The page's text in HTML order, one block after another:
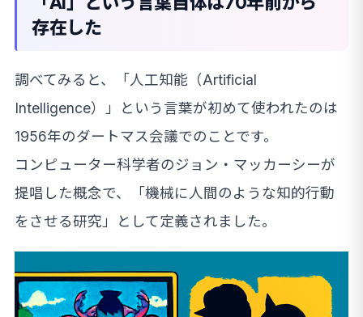
存在した
調べてみると、「人工知能（Artificial
Intelligence）」という言葉が初めて使われたのは
1956年のダートマス会議でのことです。
コンピューター科学者のジョン・マッカーシーが
提唱した概念で、「機械に人間のような知的行動
をさせる研究」として定義されました。